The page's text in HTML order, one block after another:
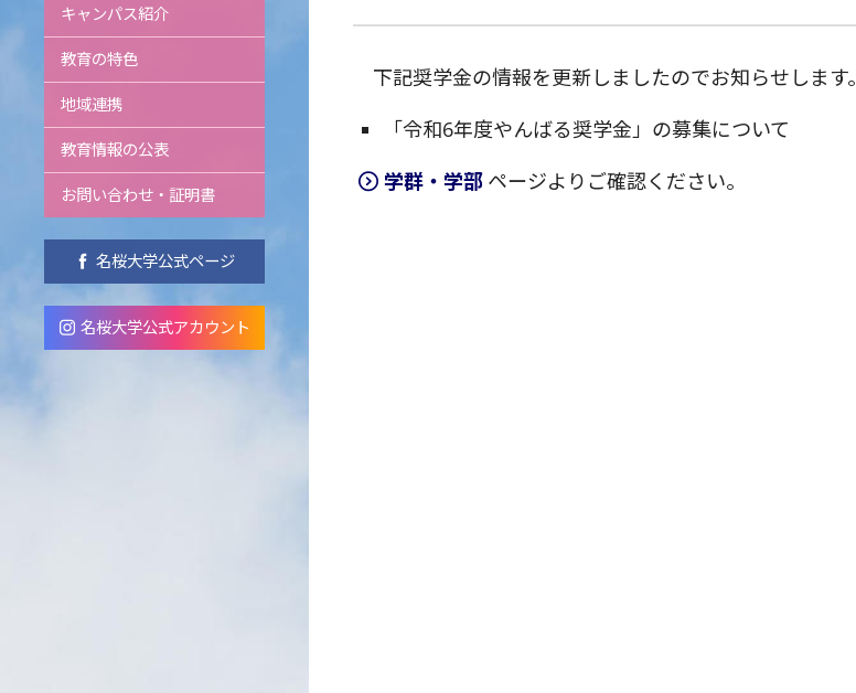
キャンパス紹介
教育の特色
地域連携
教育情報の公表
お問い合わせ・証明書
名桜大学公式ページ
名桜大学公式アカウント
下記奨学金の情報を更新しましたのでお知らせします。
「令和6年度やんばる奨学金」の募集について
学群・学部 ページよりご確認ください。